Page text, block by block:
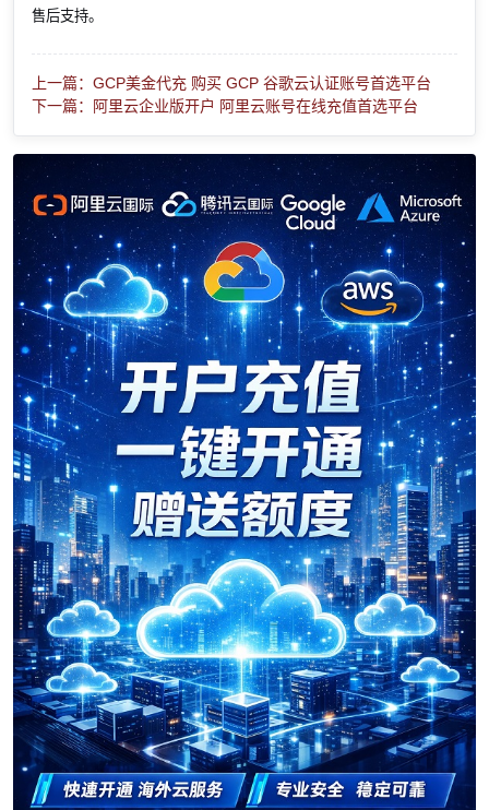
售后支持。
上一篇：GCP美金代充 购买 GCP 谷歌云认证账号首选平台
下一篇：阿里云企业版开户 阿里云账号在线充值首选平台